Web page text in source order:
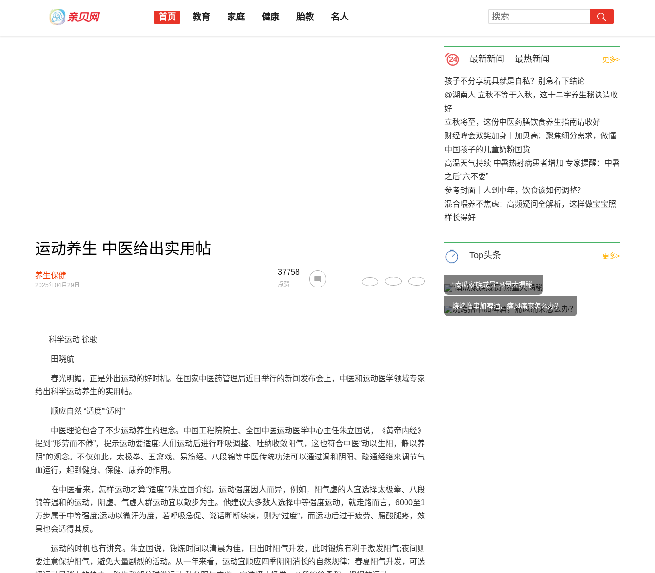
首页 教育 家庭 健康 胎教 名人
运动养生 中医给出实用帖
养生保健
2025年04月29日
37758
点赞
科学运动 徐骏
田晓航
春光明媚，正是外出运动的好时机。在国家中医药管理局近日举行的新闻发布会上，中医和运动医学领域专家
给出科学运动养生的实用帖。
顺应自然 “适度”“适时”
中医理论包含了不少运动养生的理念。中国工程院院士、全国中医运动医学中心主任朱立国说，《黄帝内经》
提到“形劳而不倦”，提示运动要适度;人们运动后进行呼吸调整、吐纳收敛阳气，这也符合中医“动以生阳，静以养
阴”的观念。不仅如此，太极拳、五禽戏、易筋经、八段锦等中医传统功法可以通过调和阴阳、疏通经络来调节气
血运行，起到健身、保健、康养的作用。
在中医看来，怎样运动才算“适度”?朱立国介绍，运动强度因人而异，例如，阳气虚的人宜选择太极拳、八段
锦等温和的运动，阴虚、气虚人群运动宜以散步为主。他建议大多数人选择中等强度运动，就走路而言，6000至1
万步属于中等强度;运动以微汗为度，若呼吸急促、说话断断续续，则为“过度”，而运动后过于疲劳、腰酸腿疼，效
果也会适得其反。
运动的时机也有讲究。朱立国说，锻炼时间以清晨为佳，日出时阳气升发，此时锻炼有利于激发阳气;夜间则
要注意保护阳气，避免大量剧烈的活动。从一年来看，运动宜顺应四季阴阳消长的自然规律：春夏阳气升发，可选
最新新闻 最热新闻 更多>
孩子不分享玩具就是自私？别急着下结论
@湖南人 立秋不等于入秋，这十二字养生秘诀请收
好
立秋将至，这份中医药膳饮食养生指南请收好
财经峰会双奖加身｜加贝高：聚焦细分需求，做懂
中国孩子的儿童奶粉国货
高温天气持续 中暑热射病患者增加 专家提醒：中暑
之后“六不要”
参考封面｜人到中年，饮食该如何调整？
混合喂养不焦虑：高频疑问全解析，这样做宝宝照
样长得好
Top头条 更多>
“南瓜家族成员”热量大揭秘
烧烤撸串加啤酒，痛风痛来怎么办？